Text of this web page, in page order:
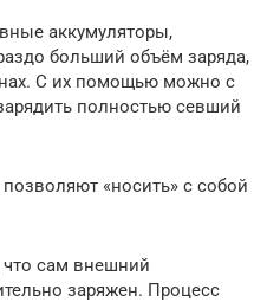
аккумуляторы,
больший объём заряда,
С их помощью можно с
полностью севший
«носить» с собой
что сам внешний
заряжен. Процесс